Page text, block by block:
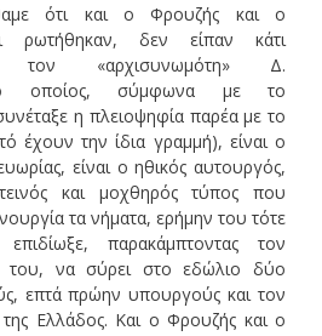
ότι και ο Φρουζής και ο
ρωτήθηκαν, δεν είπαν κάτι
τον «αρχισυνωμότη» Δ.
ο οποίος, σύμφωνα με το
η πλειοψηφία παρέα με το
έχουν την ίδια γραμμή), είναι ο
είναι ο ηθικός αυτουργός,
και μοχθηρός τύπος που
τα νήματα, ερήμην του τότε
παρακάμπτοντας τον
του, να σύρει στο εδώλιο δύο
επτά πρώην υπουργούς και τον
της Ελλάδος. Και ο Φρουζής και ο